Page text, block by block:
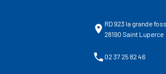
RD 923 la grande
28190 Saint Luperce
02 37 25 82 46